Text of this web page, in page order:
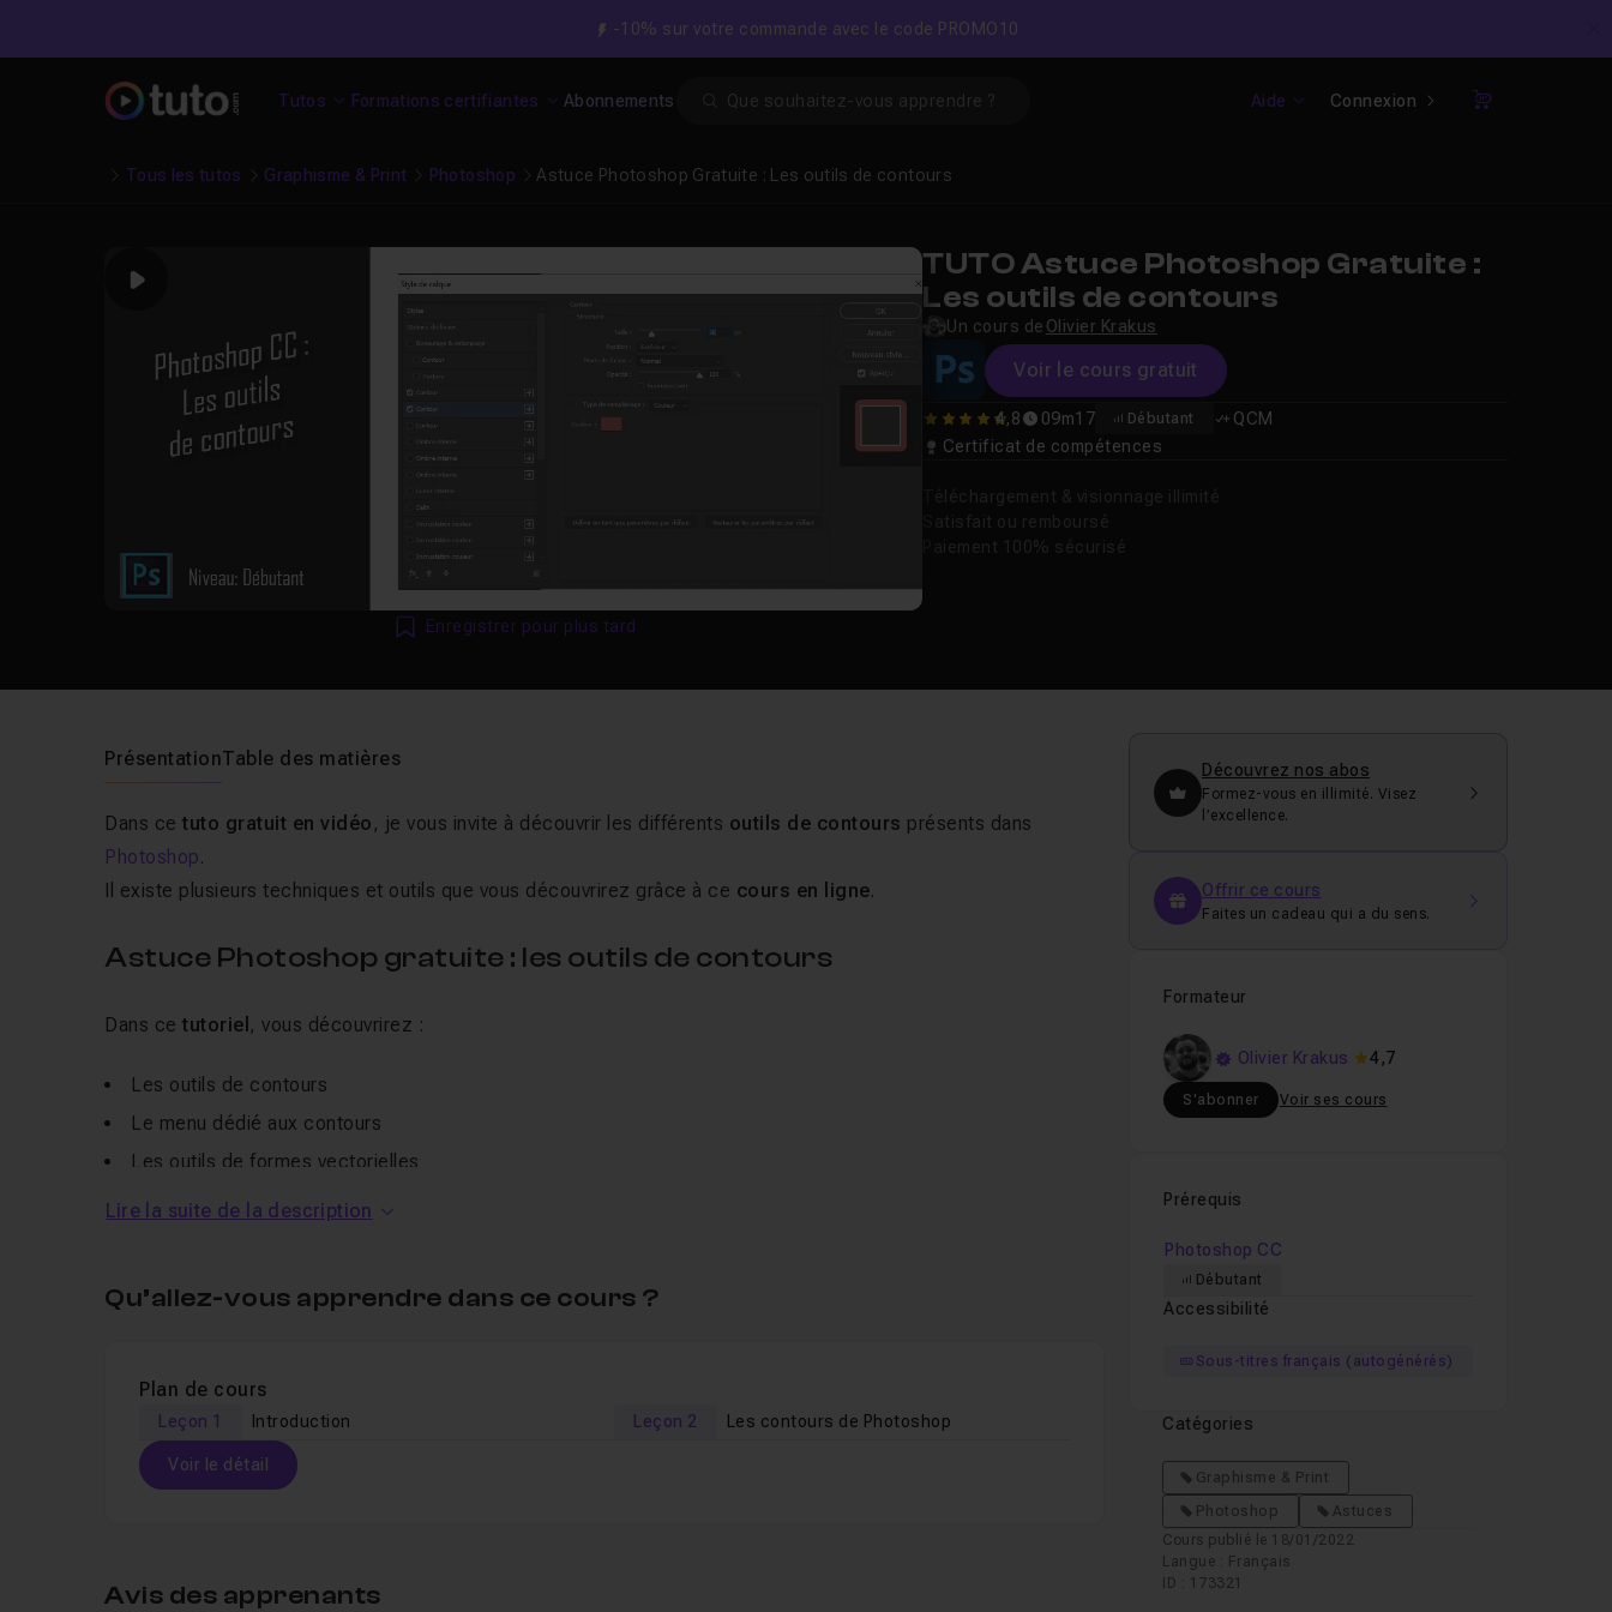
-10% sur votre commande avec le code PROMO10
Tutos Formations certifiantes Abonnements Aide Connexion
Panier
Tous les tutos Graphisme & Print Photoshop Astuce Photoshop Gratuite : Les outils de contours
Play
Enregistrer pour plus tard
TUTO Astuce Photoshop Gratuite :
Les outils de contours
Un cours de Olivier Krakus
Voir le cours gratuit
4.8 4,8 09m17 Débutant
QCM
Certificat de compétences
PrésentationTable des matières
Dans ce tuto gratuit en vidéo , je vous invite à découvrir les différents outils de contours présents dans
Photoshop.
Il existe plusieurs techniques et outils que vous découvrirez grâce à ce cours en ligne.
Astuce Photoshop gratuite : les outils de contours
Dans cetutoriel , vous découvrirez :
Les outils de contours
Le menu dédié aux contours
Les outils de formes vectorielles
Les effets de styles
La sectionEntraidereste à votre disposition pour toutes questions.
Lire la suite de la description
Qu’allez-vous apprendre dans ce cours ?
Plan de cours
Leçon 1 Introduction Leçon 2 Les contours de Photoshop
Voir le détail
Avis des apprenants
Découvrez nos abos
Formez-vous en illimité. Visez
l’excellence.
Offrir ce cours
Faites un cadeau qui a du sens.
Formateur
Olivier Krakus 4,7
S'abonner Voir ses cours
Prérequis
Photoshop CC
Débutant
Accessibilité
Sous-titres français (autogénérés)
Catégories
Graphisme & Print
Photoshop
Astuces
Cours publié le 18/01/2022
Langue : Français
ID : 173321